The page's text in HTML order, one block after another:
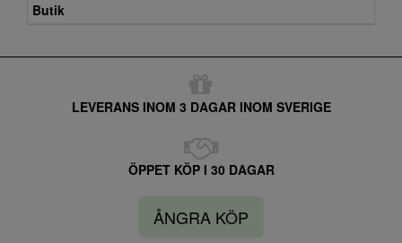
Butik
LEVERANS INOM 3 DAGAR INOM SVERIGE
ÖPPET KÖP I 30 DAGAR
ÅNGRA KÖP